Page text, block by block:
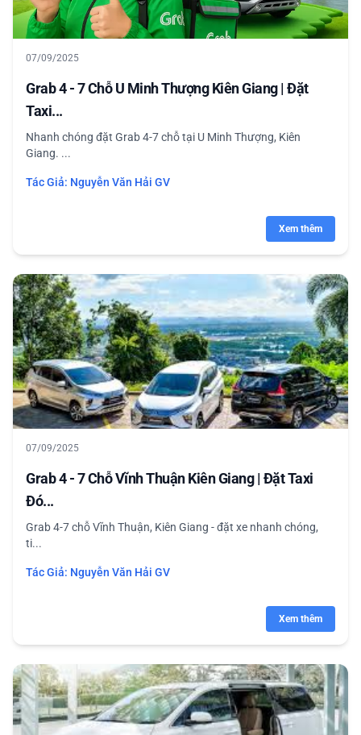
07/09/2025
Grab 4 - 7 Chỗ U Minh Thượng Kiên Giang | Đặt
Taxi...
Nhanh chóng đặt Grab 4-7 chỗ tại U Minh Thượng, Kiên
Giang. ...
Tác Giả: Nguyễn Văn Hải GV
Xem thêm
07/09/2025
Grab 4 - 7 Chỗ Vĩnh Thuận Kiên Giang | Đặt Taxi
Đó...
Grab 4-7 chỗ Vĩnh Thuận, Kiên Giang - đặt xe nhanh chóng,
ti...
Tác Giả: Nguyễn Văn Hải GV
Xem thêm